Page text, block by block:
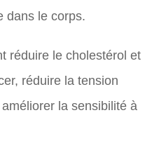
dans le corps.
réduire le cholestérol et
réduire la tension
la sensibilité à